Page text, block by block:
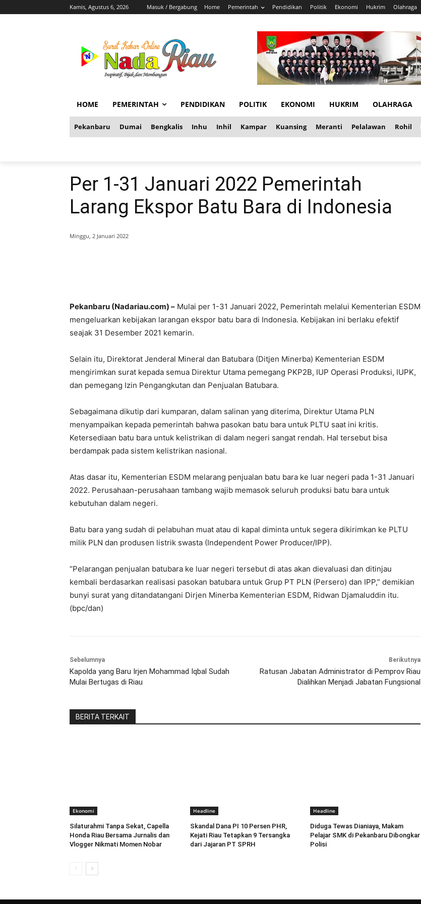
Kamis, Agustus 6, 2026 Masuk / Bergabung Home Pemerintah Pendidikan Politik Ekonomi Hukrim Olahraga
HOME PEMERINTAH PENDIDIKAN POLITIK EKONOMI HUKRIM OLAHRAGA
Pekanbaru Dumai Bengkalis Inhu Inhil Kampar Kuansing Meranti Pelalawan Rohil
Per 1-31 Januari 2022 Pemerintah
Larang Ekspor Batu Bara di Indonesia
Minggu, 2 Januari 2022
Pekanbaru (Nadariau.com) – Mulai per 1-31 Januari 2022, Pemerintah melalui Kementerian ESDM
mengeluarkan kebijakan larangan ekspor batu bara di Indonesia. Kebijakan ini berlaku efektif
seajak 31 Desember 2021 kemarin.
Selain itu, Direktorat Jenderal Mineral dan Batubara (Ditjen Minerba) Kementerian ESDM
mengirimkan surat kepada semua Direktur Utama pemegang PKP2B, IUP Operasi Produksi, IUPK,
dan pemegang Izin Pengangkutan dan Penjualan Batubara.
Sebagaimana dikutip dari kumparan, dalam salinan yang diterima, Direktur Utama PLN
menyampaikan kepada pemerintah bahwa pasokan batu bara untuk PLTU saat ini kritis.
Ketersediaan batu bara untuk kelistrikan di dalam negeri sangat rendah. Hal tersebut bisa
berdampak pada sistem kelistrikan nasional.
Atas dasar itu, Kementerian ESDM melarang penjualan batu bara ke luar negeri pada 1-31 Januari
2022. Perusahaan-perusahaan tambang wajib memasok seluruh produksi batu bara untuk
kebutuhan dalam negeri.
Batu bara yang sudah di pelabuhan muat atau di kapal diminta untuk segera dikirimkan ke PLTU
milik PLN dan produsen listrik swasta (Independent Power Producer/IPP).
“Pelarangan penjualan batubara ke luar negeri tersebut di atas akan dievaluasi dan ditinjau
kembali berdasarkan realisasi pasokan batubara untuk Grup PT PLN (Persero) dan IPP,” demikian
bunyi surat yang ditandatangani Dirjen Minerba Kementerian ESDM, Ridwan Djamaluddin itu.
(bpc/dan)
Sebelumnya
Kapolda yang Baru Irjen Mohammad Iqbal Sudah
Mulai Bertugas di Riau
Berikutnya
Ratusan Jabatan Administrator di Pemprov Riau
Dialihkan Menjadi Jabatan Fungsional
BERITA TERKAIT
Ekonomi
Silaturahmi Tanpa Sekat, Capella
Honda Riau Bersama Jurnalis dan
Vlogger Nikmati Momen Nobar
Headline
Skandal Dana PI 10 Persen PHR,
Kejati Riau Tetapkan 9 Tersangka
dari Jajaran PT SPRH
Headline
Diduga Tewas Dianiaya, Makam
Pelajar SMK di Pekanbaru Dibongkar
Polisi